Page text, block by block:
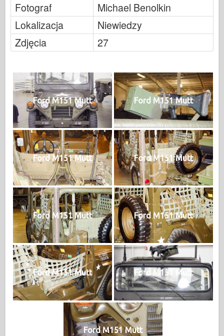
Fotograf
Michael Benolkin
Lokalizacja
Niewiedzy
Zdjęcia
27
Ford M151 Mutt Ford M151 Mutt
Ford M151 Mutt Ford M151 Mutt
Ford M151 Mutt Ford M151 Mutt
Ford M151 Mutt Ford M151 Mutt
Ford M151 Mutt